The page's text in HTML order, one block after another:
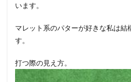
パタ
TM1
ール
が
り。
います。
マレット系のパターが好きな私は結
す。
打つ際の見え方。